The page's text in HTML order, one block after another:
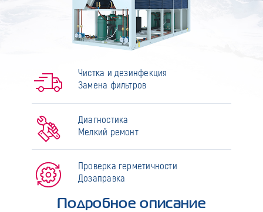
Чистка и дезинфекция
Замена фильтров
Диагностика
Мелкий ремонт
Проверка герметичности
Дозаправка
Подробное описание